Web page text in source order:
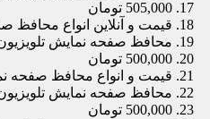
505,000 تومان
قیمت و آنلاین انواع محافظ صفحه
محافظ صفحه نمایش تلویزیون 47
500,000 تومان
قیمت و انواع محافظ صفحه نمایش
محافظ صفحه نمایش تلویزیون 49
500,000 تومان